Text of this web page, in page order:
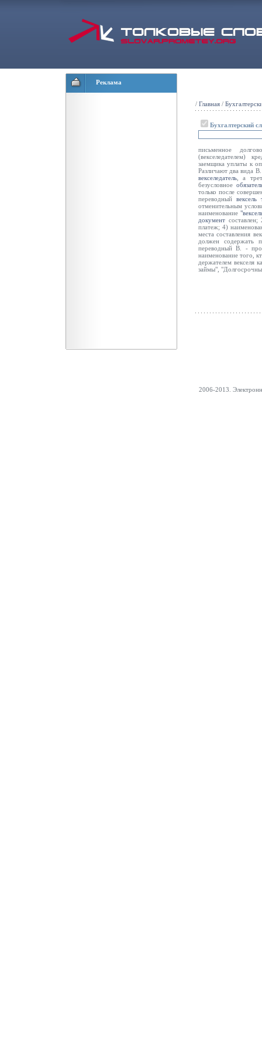
Реклама
/ Главная /
Бухгалтерский
письменное
(векселедателем)
заемщика уплаты к
Различают два вида
векселедатель , а
безусловное
только после
переводный вексель
отменительным
наименование
документ
платеж; 4)
места составления
должен содержать
переводный В. -
наименование того,
держателем векселя
займы",
2006-2013.